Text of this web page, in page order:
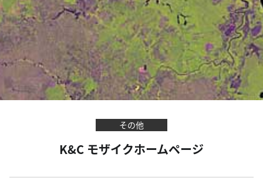
その他
K&C モザイクホームページ